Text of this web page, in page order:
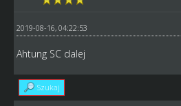
2019-08-16, 04:22:53
Ahtung SC dalej
Szukaj